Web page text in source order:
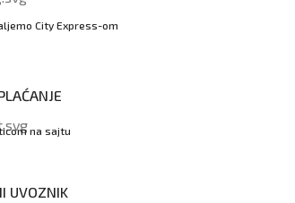
City Express-om
na sajtu
UVOZNIK